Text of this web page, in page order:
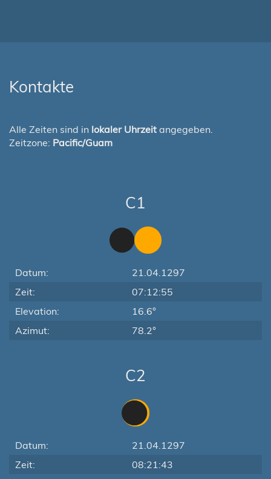
Kontakte
Alle Zeiten sind in lokaler Uhrzeit angegeben.
Zeitzone: Pacific/Guam
C1
Datum:
21.04.1297
Zeit:
07:12:55
Elevation:
16.6°
Azimut:
78.2°
C2
Datum:
21.04.1297
Zeit:
08:21:43